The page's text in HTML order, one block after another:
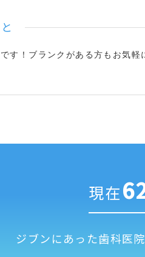
す！ブランクがある方もお気軽
現在
ジブンにあった歯科医